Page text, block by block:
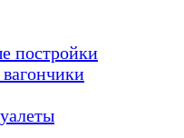
постройки